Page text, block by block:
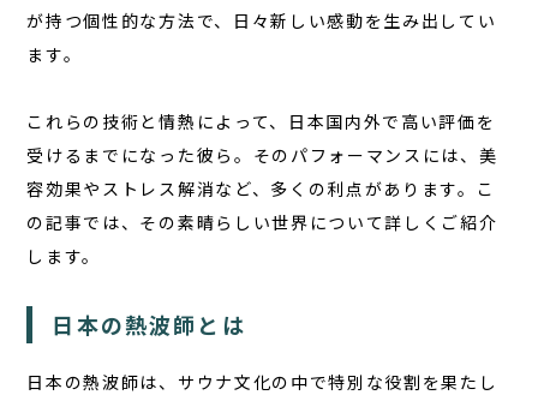
お問い合わせ
EN
栃木県那須町簑沢563-4旧美野沢小学校
宿泊予約
が持つ個性的な方法で、日々新しい感動を生み出してい
ます。
これらの技術と情熱によって、日本国内外で高い評価を
受けるまでになった彼ら。そのパフォーマンスには、美
容効果やストレス解消など、多くの利点があります。こ
の記事では、その素晴らしい世界について詳しくご紹介
します。
日本の熱波師とは
日本の熱波師は、サウナ文化の中で特別な役割を果たし